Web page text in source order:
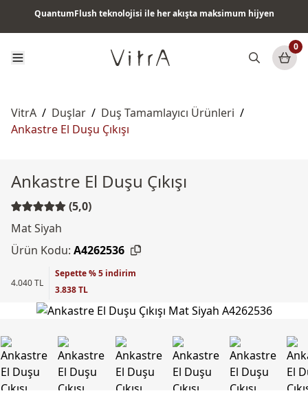
QuantumFlush teknolojisi ile her akışta maksimum hijyen
0
VitrA / Duşlar / Duş Tamamlayıcı Ürünleri /
Ankastre El Duşu Çıkışı
Ankastre El Duşu Çıkışı
(5,0)
Mat Siyah
Ürün Kodu: A4262536
4.040 TL
Sepette % 5 indirim
3.838 TL